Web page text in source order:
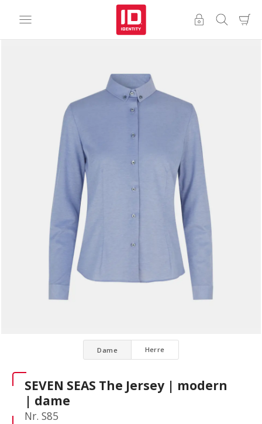
Dame Herre
SEVEN SEAS The Jersey | modern
| dame
Nr. S85